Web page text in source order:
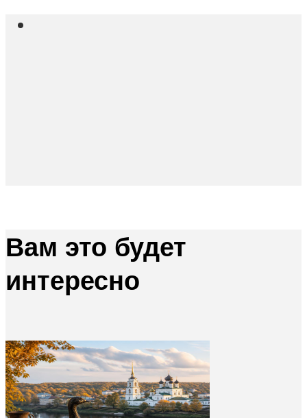
Вам это будет
интересно